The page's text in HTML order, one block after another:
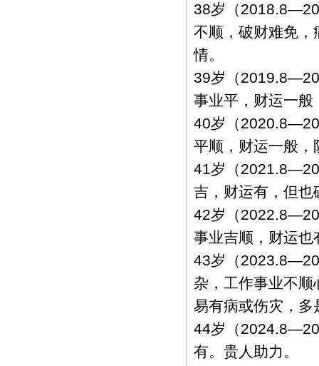
38岁（
不顺，破财难免，
情。
39岁（
事业平，财运一般
40岁（
平顺，财运一般，
41岁（
吉，财运有，但也
42岁（
事业吉顺，财运也
43岁（
杂，工作事业不
易有病或伤灾，多
44岁（
有。贵人助力。